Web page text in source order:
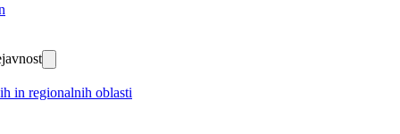
in regionalnih oblasti